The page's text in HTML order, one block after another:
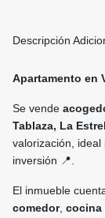
Descripción
Apartamento en
Se vende
Tablaza, La
valorización,
inversión 📍.
El inmueble
comedor, cocina